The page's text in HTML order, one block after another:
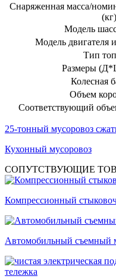
Снаряженная масса/
(кг)
Модель
Модель двигателя
Тип
Размеры
Колесная
Объем
Соответствующий
25-тонный мусоровоз
Кухонный мусоровоз
СОПУТСТВУЮЩИЕ
Компрессионный
Автомобильный съемный